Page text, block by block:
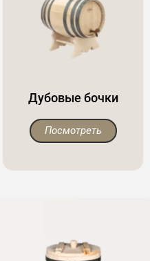
Дубовые бочки
Посмотреть